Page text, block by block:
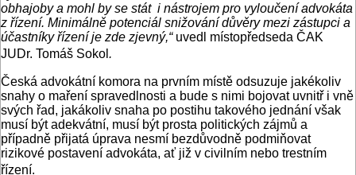
obhajoby a mohl by se stát i nástrojem pro vyloučení advokáta
z řízení. Minimálně potenciál snižování důvěry mezi zástupci a
účastníky řízení je zde zjevný,“ uvedl místopředseda ČAK
JUDr. Tomáš Sokol .
Česká advokátní komora na prvním místě odsuzuje jakékoliv
snahy o maření spravedlnosti a bude s nimi bojovat uvnitř i vně
svých řad, jakákoliv snaha po postihu takového jednání však
musí být adekvátní, musí být prosta politických zájmů a
případně přijatá úprava nesmí bezdůvodně podmiňovat
rizikové postavení advokáta, ať již v civilním nebo trestním
řízení.